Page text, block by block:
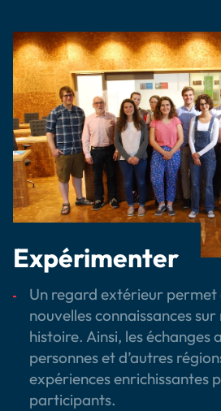
Expérimenter
Un regard extérieur permet
nouvelles connaissances
histoire. Ainsi, les échanges
personnes et d’autres
expériences enrichissantes
participants.